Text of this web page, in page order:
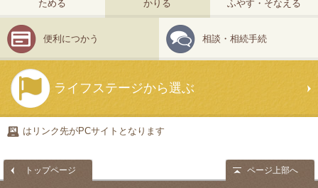
ためる かりる ふやす・そなえる
便利につかう 相談・相続手続
ライフステージから選ぶ
はリンク先がPCサイトとなります
トップページ ページ上部へ